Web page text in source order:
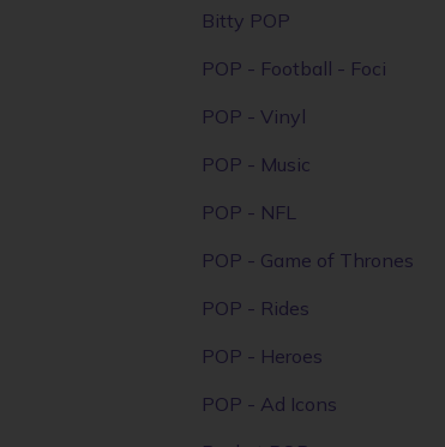
Bitty POP
POP - Football - Foci
POP - Vinyl
POP - Music
POP - NFL
POP - Game of Thrones
POP - Rides
POP - Heroes
POP - Ad Icons